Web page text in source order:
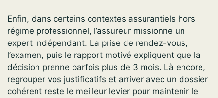
Enfin, dans certains contextes assurantiels hors
régime professionnel, l’assureur missionne un
expert indépendant. La prise de rendez-vous,
l’examen, puis le rapport motivé expliquent que la
décision prenne parfois plus de 3 mois. Là encore,
regrouper vos justificatifs et arriver avec un dossier
cohérent reste le meilleur levier pour maintenir le